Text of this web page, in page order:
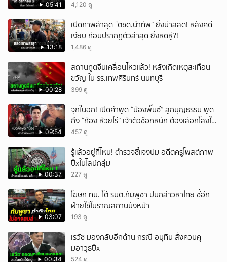
05:41 4,120 ดู
13:18
เปิดภาพล่าสุด “ตชด.นำทัพ” ยิ่งน่าสลด! หลังคดี
เงียบ ก่อนปรากฎตัวล่าสุด ยิ่งหดหู่?!
1,486 ดู
00:28
สถานทูตจีนเคลื่อนไหวแล้ว! หลังเกิดเหตุสะเทือน
ขวัญ ใน รร.เทพศิรินทร์ นนทบุรี
399 ดู
09:54
จุกในอก! เปิดคำพูด “น้องพั๊นซ์” ลูกบุญธรรม พูด
ถึง “ก้อง ห้วยไร่” เจ้าตัวช็อกหนัก ต้องเลือกโลงให้
ลูก!
457 ดู
00:37
รู้แล้วอยู่ที่ไหน! ตำรวจชี้แจงปม อดีตครูโพสต์ภาพ
ปืxในไลน์กลุ่ม
227 ดู
03:07
โฆษก ทบ. โต้ รมต.กัมพูชา ปมกล่าวหาไทย ชี้อีก
ฝ่ายใช้โบราณสถานบังหน้า
193 ดู
00:34
เรวัช มองกลับอีกด้าน กรณี อนุทิน สั่งควบคุ
มอาวุธปืx
524 ดู